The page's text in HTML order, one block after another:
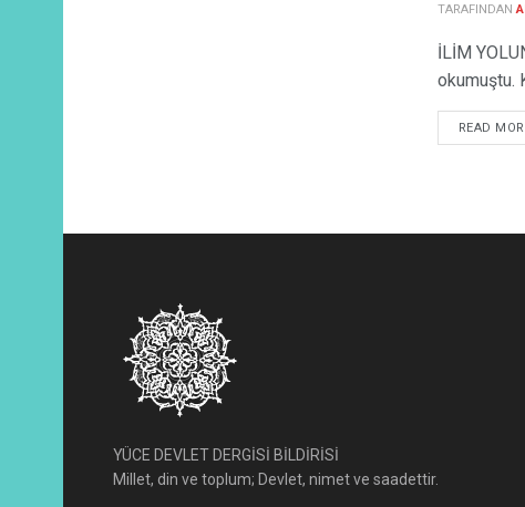
TARAFINDAN
İLİM
okumuştu.
READ
YÜCE DEVLET DERGİSİ BİLDİRİSİ
Millet, din ve toplum; Devlet, nimet ve saadettir.